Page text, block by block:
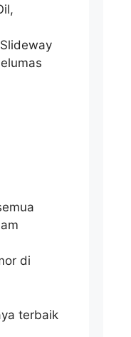
di
terbaik